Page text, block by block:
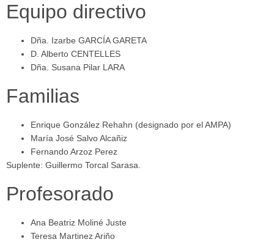
Equipo directivo
Dña. Izarbe GARCÍA GARETA
D. Alberto CENTELLES
Dña. Susana Pilar LARA
Familias
Enrique González Rehahn (designado por el AMPA)
María José Salvo Alcañiz
Fernando Arzoz Perez
Suplente: Guillermo Torcal Sarasa.
Profesorado
Ana Beatriz Moliné Juste
Teresa Martinez Ariño